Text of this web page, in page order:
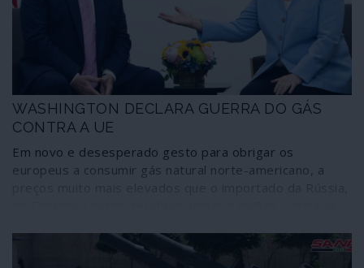
WASHINGTON DECLARA GUERRA DO GÁS
CONTRA A UE
Em novo e desesperado gesto para obrigar os
europeus a consumir gás natural norte-americano, a
gasoduto Nord Stream 2. Prestes a ser concluída, a